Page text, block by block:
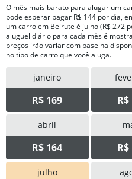
O mês mais barato para alugar um
pode esperar pagar R$ 144 por dia,
um carro em Beirute é julho (R$ 272
aluguel diário para cada mês é
preços irão variar com base na
no tipo de carro que você aluga.
janeiro
R$ 169 R$
abril
R$ 164 R$
julho